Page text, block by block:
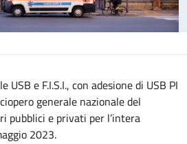
USB e F.I.S.I., con adesione di USB PI
generale nazionale del
pubblici e privati per l’intera
2023.